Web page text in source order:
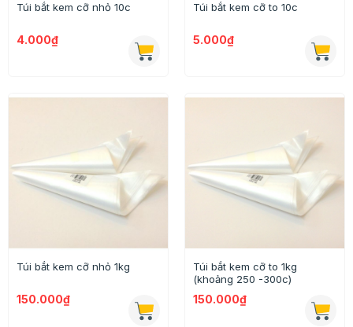
Túi bắt kem cỡ nhỏ 10c
4.000₫
Túi bắt kem cỡ to 10c
5.000₫
Túi bắt kem cỡ nhỏ 1kg
150.000₫
Túi bắt kem cỡ to 1kg
(khoảng 250 -300c)
150.000₫